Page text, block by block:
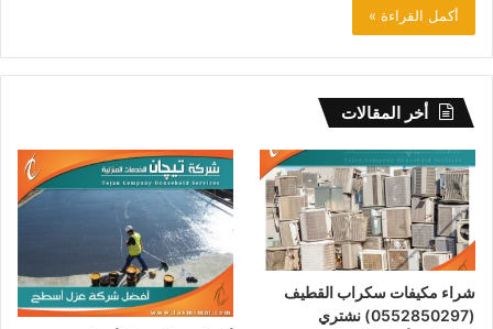
أكمل القراءة »
أخر المقالات
شراء مكيفات سكراب القطيف
(0552850297) نشتري